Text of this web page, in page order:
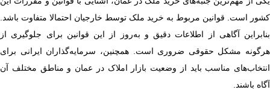
کشور است. قوانین مربوط به خرید ملک توسط خارجیان احتمالا متفاوت باشد.
بنابراین آگاهی از اطلاعات دقیق و به‌روز از این قوانین برای جلوگیری از
هرگونه مشکل حقوقی ضروری است. همچنین، سرمایه‌گذاران ایرانی برای
انتخاب‌های مناسب باید از وضعیت بازار املاک در عمان و مناطق مختلف آن
آگاه باشند.